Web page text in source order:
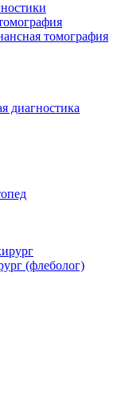
томография
диагностика
(флеболог)